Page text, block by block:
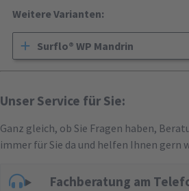
Weitere Varianten:
Surflo® WP Mandrin
Unser Service für Sie:
Ganz gleich, ob Sie Fragen haben,
immer für Sie da und helfen Ihnen gern
Fachberatung am